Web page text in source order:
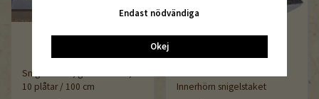
Snigelstaket, galvaniserad,
10 plåtar / 100 cm
Innerhörn snigelstaket
Endast nödvändiga
Okej